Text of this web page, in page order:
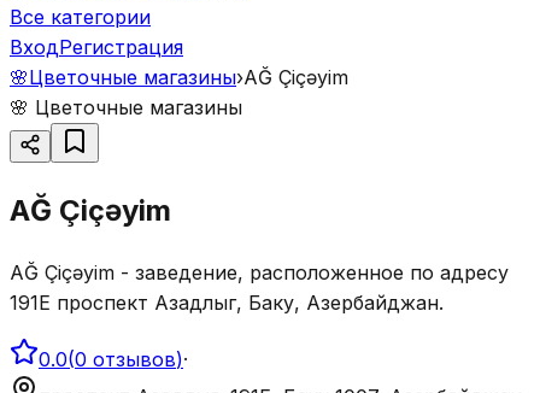
Все категории
ВходРегистрация
🌸Цветочные магазины›AĞ Çiçəyim
🌸 Цветочные магазины
AĞ Çiçəyim
AĞ Çiçəyim - заведение, расположенное по адресу
191E проспект Азадлыг, Баку, Азербайджан.
0.0(0 отзывов)·